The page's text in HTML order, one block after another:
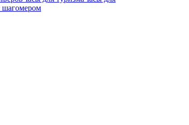
шагомером